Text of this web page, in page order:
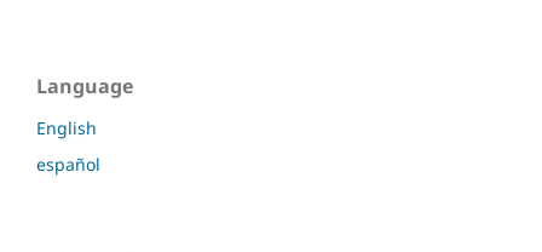
Language
English
español